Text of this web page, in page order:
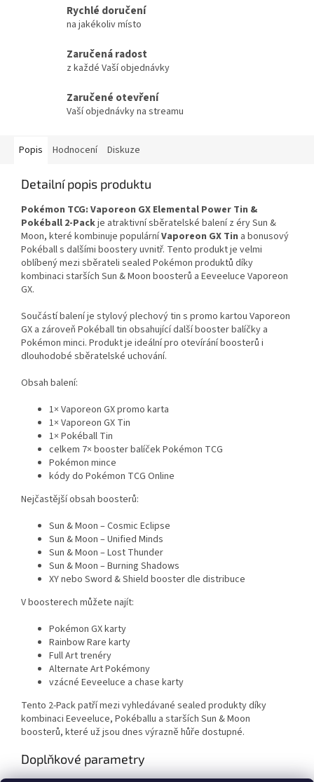
Rychlé doručení
na jakékoliv místo
Zaručená radost
z každé Vaší objednávky
Zaručené otevření
Vaší objednávky na streamu
Popis Hodnocení Diskuze
Detailní popis produktu
Pokémon TCG: Vaporeon GX Elemental Power Tin &
Pokéball 2-Packje atraktivní sběratelské balení z éry Sun &
Moon, které kombinuje populárníVaporeon GX Tin a bonusový
Pokéball s dalšími boostery uvnitř. Tento produkt je velmi
oblíbený mezi sběrateli sealed Pokémon produktů díky
kombinaci starších Sun & Moon boosterů a Eeveeluce Vaporeon
GX.
Součástí balení je stylový plechový tin s promo kartou Vaporeon
GX a zároveň Pokéball tin obsahující další booster balíčky a
Pokémon minci. Produkt je ideální pro otevírání boosterů i
dlouhodobé sběratelské uchování.
Obsah balení:
1× Vaporeon GX promo karta
1× Vaporeon GX Tin
1× Pokéball Tin
celkem 7× booster balíček Pokémon TCG
Pokémon mince
kódy do Pokémon TCG Online
Nejčastější obsah boosterů:
Sun & Moon – Cosmic Eclipse
Sun & Moon – Unified Minds
Sun & Moon – Lost Thunder
Sun & Moon – Burning Shadows
XY nebo Sword & Shield booster dle distribuce
V boosterech můžete najít:
Pokémon GX karty
Rainbow Rare karty
Full Art trenéry
Alternate Art Pokémony
vzácné Eeveeluce a chase karty
Tento 2-Pack patří mezi vyhledávané sealed produkty díky
kombinaci Eeveeluce, Pokéballu a starších Sun & Moon
boosterů, které už jsou dnes výrazně hůře dostupné.
Doplňkové parametry